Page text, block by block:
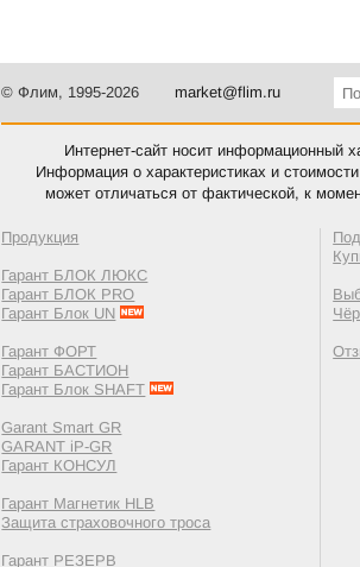
© Флим, 1995-2026 market@flim.ru
Интернет-сайт носит информационный
Информация о характеристиках и
может отличаться от фактической, к
Продукция
Гарант БЛОК ЛЮКС
Гарант БЛОК PRO
Гарант Блок UN
Гарант ФОРТ
Гарант БАСТИОН
Гарант Блок SHAFT
Garant Smart GR
GARANT iP-GR
Гарант КОНСУЛ
Гарант Магнетик HLB
Защита страховочного троса
Гарант РЕЗЕРВ